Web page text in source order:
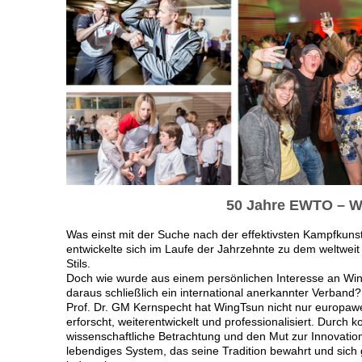
50 Jahre EWTO –
Was einst mit der Suche nach der effektivsten
entwickelte sich im Laufe der Jahrzehnte zu dem
Stils.
Doch wie wurde aus einem persönlichen Interesse an
daraus schließlich ein international anerkannter Verband?
Prof. Dr. GM Kernspecht hat WingTsun nicht nur
erforscht, weiterentwickelt und professionalisiert. Durch
wissenschaftliche Betrachtung und den Mut zur
lebendiges System, das seine Tradition bewahrt und